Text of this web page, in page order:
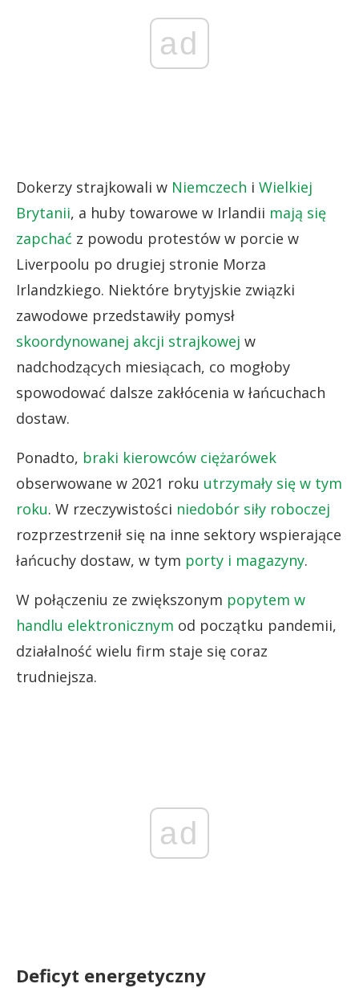
ad
Dokerzy strajkowali w Niemczech i Wielkiej
Brytanii, a huby towarowe w Irlandii mają się
zapchać z powodu protestów w porcie w
Liverpoolu po drugiej stronie Morza
Irlandzkiego. Niektóre brytyjskie związki
zawodowe przedstawiły pomysł
skoordynowanej akcji strajkowej w
nadchodzących miesiącach, co mogłoby
spowodować dalsze zakłócenia w łańcuchach
dostaw.
Ponadto, braki kierowców ciężarówek
obserwowane w 2021 roku utrzymały się w tym
roku. W rzeczywistości niedobór siły roboczej
rozprzestrzenił się na inne sektory wspierające
łańcuchy dostaw, w tym porty i magazyny.
W połączeniu ze zwiększonym popytem w
handlu elektronicznym od początku pandemii,
działalność wielu firm staje się coraz
trudniejsza.
ad
Deficyt energetyczny